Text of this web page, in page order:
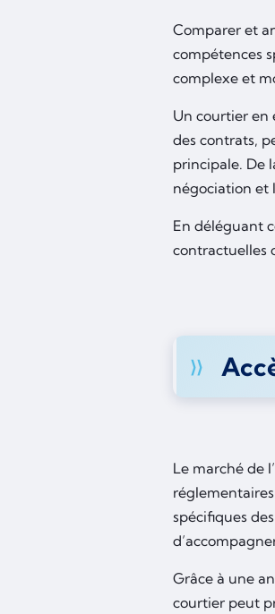
Comparer et
compétences
complexe et
Un courtier en
des contrats,
principale. De
négociation et
En déléguant
contractuelles
Le marché de
spécifiques
Grâce à une
courtier peut